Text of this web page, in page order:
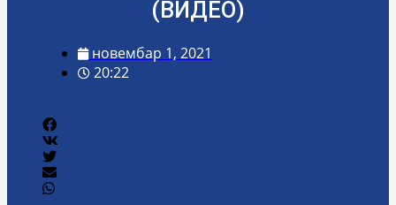
(ВИДЕО)
новембар 1, 2021
20:22